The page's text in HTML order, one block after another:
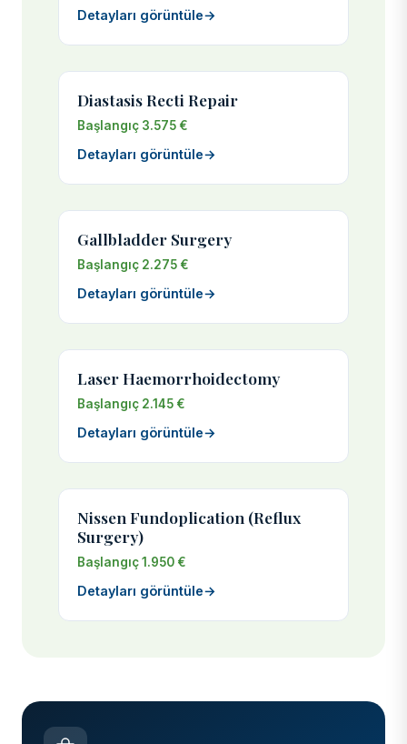
Detayları görüntüle→
Diastasis Recti Repair
Başlangıç 3.575 €
Detayları görüntüle→
Gallbladder Surgery
Başlangıç 2.275 €
Detayları görüntüle→
Laser Haemorrhoidectomy
Başlangıç 2.145 €
Detayları görüntüle→
Nissen Fundoplication (Reflux
Surgery)
Başlangıç 1.950 €
Detayları görüntüle→